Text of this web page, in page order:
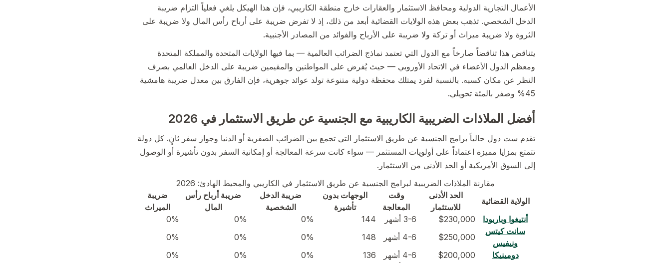
الأعمال التجارية الدولية ومحافظ الاستثمار والعقارات خارج منطقة الكاريبي، فإن هذا الهيكل يلغي فعلياً التزام ضريبة
الدخل الشخصي. تذهب بعض هذه الولايات القضائية أبعد من ذلك، إذ لا تفرض ضريبة على أرباح رأس المال ولا ضريبة على
الثروة ولا ضريبة ميراث أو تركة ولا ضريبة على الأرباح والفوائد من المصادر الأجنبية.
يتناقض هذا تناقضاً صارخاً مع الدول التي تعتمد نماذج الضرائب العالمية — بما فيها الولايات المتحدة والمملكة المتحدة
ومعظم الدول الأعضاء في الاتحاد الأوروبي — حيث يُفرض على المواطنين والمقيمين ضريبة على الدخل العالمي بصرف
النظر عن مكان كسبه. بالنسبة لفرد يمتلك محفظة دولية متنوعة تولد عوائد جوهرية، فإن الفارق بين معدل ضريبة هامشية
45% وصفر بالمئة تحويلي.
أفضل الملاذات الضريبية الكاريبية مع الجنسية عن طريق الاستثمار في 2026
تقدم ست دول حالياً برامج الجنسية عن طريق الاستثمار التي تجمع بين الضرائب الصفرية أو الدنيا وجواز سفر ثانٍ. كل دولة
تتمتع بمزايا مميزة اعتماداً على أولويات المستثمر — سواء كانت سرعة المعالجة أو إمكانية السفر بدون تأشيرة أو الوصول
إلى السوق الأمريكية أو الحد الأدنى من الاستثمار.
مقارنة الملاذات الضريبية لبرامج الجنسية عن طريق الاستثمار في الكاريبي والمحيط الهادئ: 2026
الولاية القضائية
الحد الأدنى
للاستثمار
وقت
المعالجة
الوجهات بدون
تأشيرة
ضريبة الدخل
الشخصية
ضريبة أرباح رأس
المال
ضريبة
الميراث
أنتيغوا وباربودا
$230,000 3-6 أشهر 144
0%
0%
0%
سانت كيتس
ونيفيس
$250,000 4-6 أشهر 148
0%
0%
0%
دومينيكا
$200,000 4-6 أشهر 136
0%
0%
0%